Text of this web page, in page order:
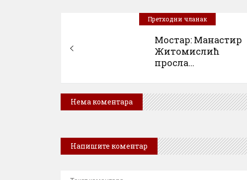
Претходни чланак
Мостар: Манастир
Житомислић
просла...
Нема коментара
Напишите коментар